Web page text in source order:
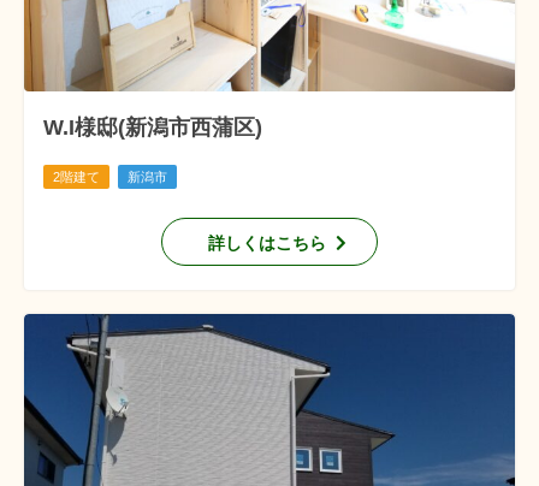
W.I様邸(新潟市西蒲区)
2階建て 新潟市
詳しくはこちら